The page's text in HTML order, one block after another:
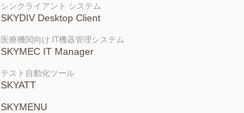
シンクライアント システム
SKYDIV Desktop Client
医療機関向け IT機器管理システム
SKYMEC IT Manager
テスト自動化ツール
SKYATT
SKYMENU